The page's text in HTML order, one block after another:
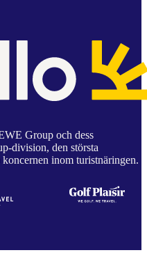
Group och dess
division, den största
koncernen inom turistnäringen.